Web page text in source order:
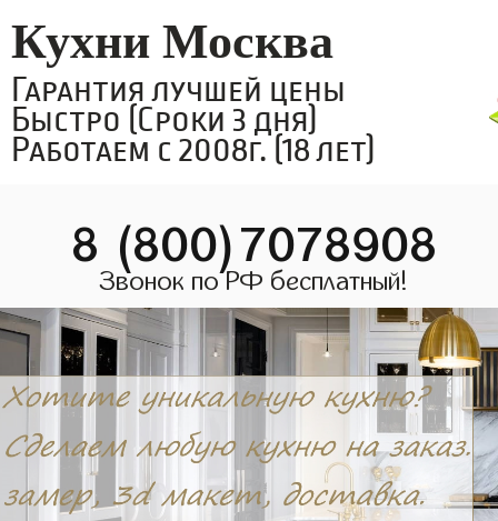
Кухни Москва
Гарантия лучшей цены
Быстро (Сроки 3 дня)
Работаем с 2008г. (18 лет)
8 (800)7078908
Звонок по РФ бесплатный!